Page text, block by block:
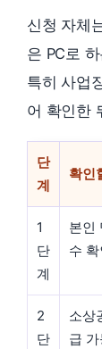
신청 자체
은 PC로
특히 사업
어 확인한
단
계
확인
1
단
계
본인
수 확
2
단
소상
급